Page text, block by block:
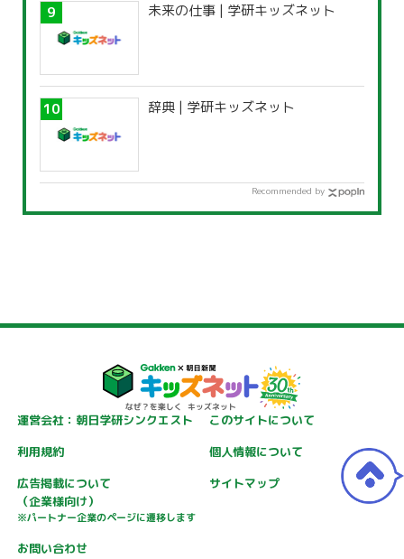
未来の仕事 | 学研キッズネット
辞典 | 学研キッズネット
Recommended by
運営会社：朝日学研シンクエスト
このサイトについて
利用規約
個人情報について
広告掲載について
（企業様向け）
※パートナー企業のページに遷移します
サイトマップ
お問い合わせ